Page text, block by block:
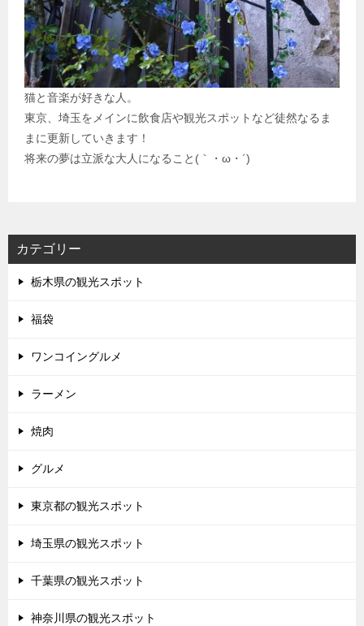
猫と音楽が好きな人。
東京、埼玉をメインに飲食店や観光スポットなど徒然なるま
まに更新していきます！
将来の夢は立派な大人になること(｀・ω・´)
カテゴリー
栃木県の観光スポット
福袋
ワンコイングルメ
ラーメン
焼肉
グルメ
東京都の観光スポット
埼玉県の観光スポット
千葉県の観光スポット
神奈川県の観光スポット